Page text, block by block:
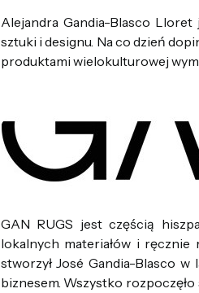
Alejandra Gandia-Blasco
sztuki i designu. Na co dzień
produktami wielokulturowej
GAN RUGS jest częścią
lokalnych materiałów i
stworzył José Gandia-Blasco
biznesem. Wszystko